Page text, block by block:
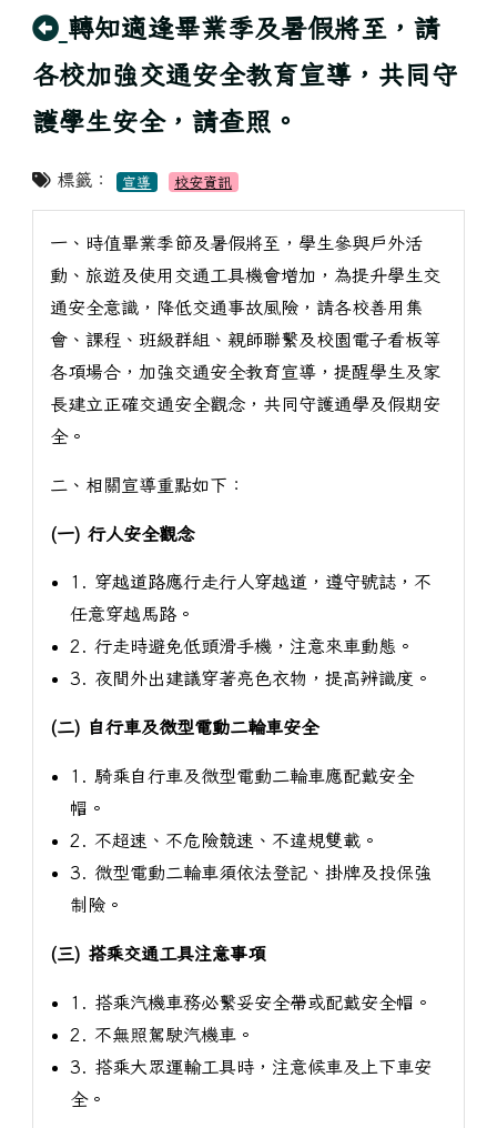
回上頁
轉知適逢畢業季及暑假將至，請
各校加強交通安全教育宣導，共同守
護學生安全，請查照。
標籤： 宣導 校安資訊
一、時值畢業季節及暑假將至，學生參與戶外活
動、旅遊及使用交通工具機會增加，為提升學生交
通安全意識，降低交通事故風險，請各校善用集
會、課程、班級群組、親師聯繫及校園電子看板等
各項場合，加強交通安全教育宣導，提醒學生及家
長建立正確交通安全觀念，共同守護通學及假期安
全。
二、相關宣導重點如下：
(一) 行人安全觀念
1. 穿越道路應行走行人穿越道，遵守號誌，不
任意穿越馬路。
2. 行走時避免低頭滑手機，注意來車動態。
3. 夜間外出建議穿著亮色衣物，提高辨識度。
(二) 自行車及微型電動二輪車安全
1. 騎乘自行車及微型電動二輪車應配戴安全
帽。
2. 不超速、不危險競速、不違規雙載。
3. 微型電動二輪車須依法登記、掛牌及投保強
制險。
(三) 搭乘交通工具注意事項
1. 搭乘汽機車務必繫妥安全帶或配戴安全帽。
2. 不無照駕駛汽機車。
3. 搭乘大眾運輸工具時，注意候車及上下車安
全。